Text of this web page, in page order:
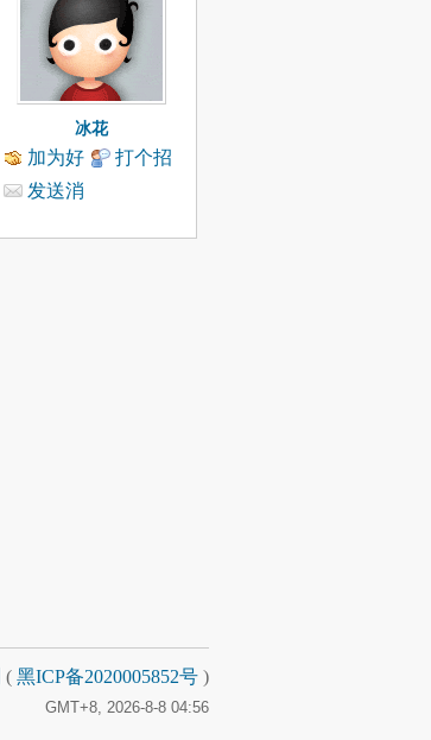
冰花
加为好
友
打个招
发送消
( 黑ICP备2020005852号 )
GMT+8, 2026-8-8 04:56